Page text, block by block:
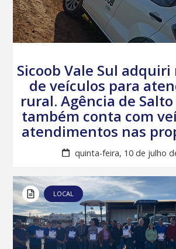
Sicoob Vale Sul
de veículos para
rural. Agência de
também conta com
atendimentos nas
quinta-feira, 10 de julho
LOCAL